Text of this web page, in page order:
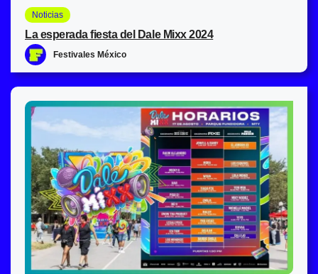
Noticias
La esperada fiesta del Dale Mixx 2024
Festivales México